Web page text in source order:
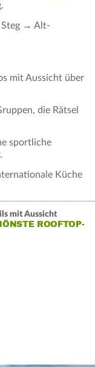
→ Alt-
mit Aussicht über
die Rätsel
sportliche
Küche
mit Aussicht
ROOFTOP-